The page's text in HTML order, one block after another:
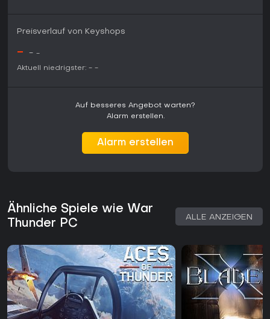
Preisverlauf von Keyshops
- - -
Aktuell niedrigster: - -
Auf besseres Angebot warten?
Alarm erstellen.
Alarm erstellen
Ähnliche Spiele wie War
Thunder PC
ALLE ANZEIGEN